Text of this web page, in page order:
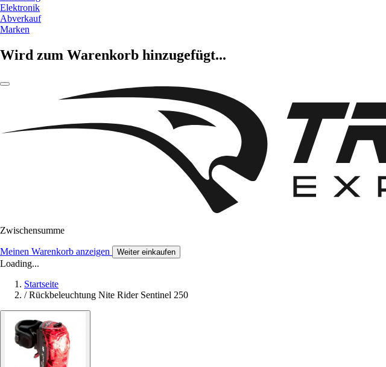
Elektronik
Abverkauf
Marken
Wird zum Warenkorb hinzugefügt...
Zwischensumme
Meinen Warenkorb anzeigen Weiter einkaufen
Loading...
Startseite
/ Rückbeleuchtung Nite Rider Sentinel 250